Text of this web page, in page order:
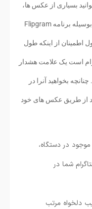
بسیاری از عکس ها،
و یا “لحظه ها” را در دوربینتان قرار دهید تا بوسيله برنامه Flipgram
اطمینان از اینکه طول
است یک علامت هشدار
مي كشد. چنانچه بخواهید آنرا در
از طریق عکس های خود
در دستگاه،
شما در
دلخواه مرتب